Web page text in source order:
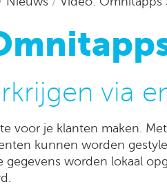
via
voor je klanten maken.
kunnen worden
worden lokaal